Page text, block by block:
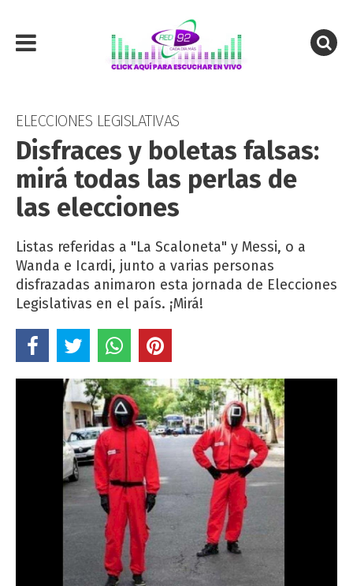
ELECCIONES LEGISLATIVAS
Disfraces y boletas falsas:
mirá todas las perlas de
las elecciones
Listas referidas a "La Scaloneta" y Messi, o a
Wanda e Icardi, junto a varias personas
disfrazadas animaron esta jornada de Elecciones
Legislativas en el país. ¡Mirá!